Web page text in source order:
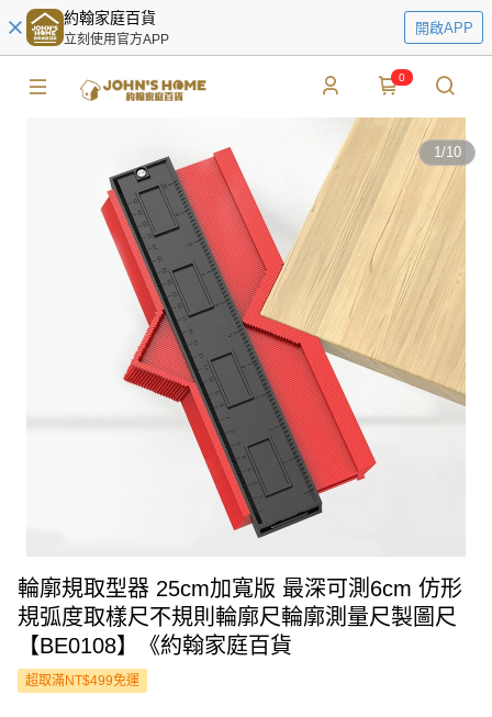
約翰家庭百貨
立刻使用官方APP
開啟APP
0
1/10
輪廓規取型器 25cm加寬版 最深可測6cm 仿形
規弧度取樣尺不規則輪廓尺輪廓測量尺製圖尺
【BE0108】《約翰家庭百貨
超取滿NT$499免運